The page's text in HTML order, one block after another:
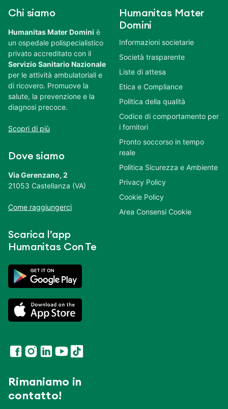
Chi siamo
Humanitas Mater Domini è
un ospedale polispecialistico
privato accreditato con il
Servizio Sanitario Nazionale
per le attività ambulatoriali e
di ricovero. Promuove la
salute, la prevenzione e la
diagnosi precoce.
Scopri di più
Dove siamo
Via Gerenzano, 2
21053 Castellanza (VA)
Come raggiungerci
Scarica l’app
Humanitas Con Te
Rimaniamo in
contatto!
Humanitas Mater
Domini
Informazioni societarie
Società trasparente
Liste di attesa
Etica e Compliance
Politica della qualità
Codice di comportamento per
i fornitori
Pronto soccorso in tempo
reale
Politica Sicurezza e Ambiente
Privacy Policy
Cookie Policy
Area Consensi Cookie